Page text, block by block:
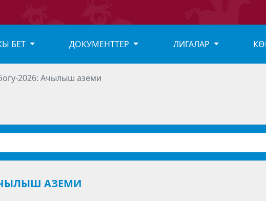
БЕТ ДОКУМЕНТТЕР ЛИГАЛАР
2026: Ачылыш аземи
АЗЕМИ